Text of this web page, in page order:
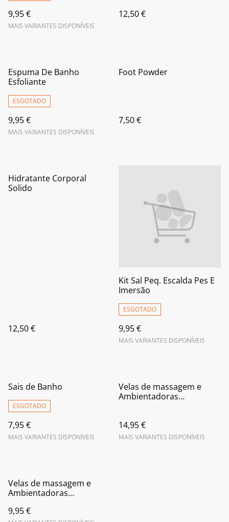
9,95 €
MAIS VARIANTES DISPONÍVEIS
12,50 €
Espuma De Banho
Esfoliante
ESGOTADO
9,95 €
MAIS VARIANTES DISPONÍVEIS
Foot Powder
7,50 €
Hidratante Corporal
Solido
12,50 €
Kit Sal Peq. Escalda Pes E
Imersão
ESGOTADO
9,95 €
MAIS VARIANTES DISPONÍVEIS
Sais de Banho
ESGOTADO
7,95 €
MAIS VARIANTES DISPONÍVEIS
Velas de massagem e
Ambientadoras
14,95 €
MAIS VARIANTES DISPONÍVEIS
Velas de massagem e
Ambientadoras
9,95 €